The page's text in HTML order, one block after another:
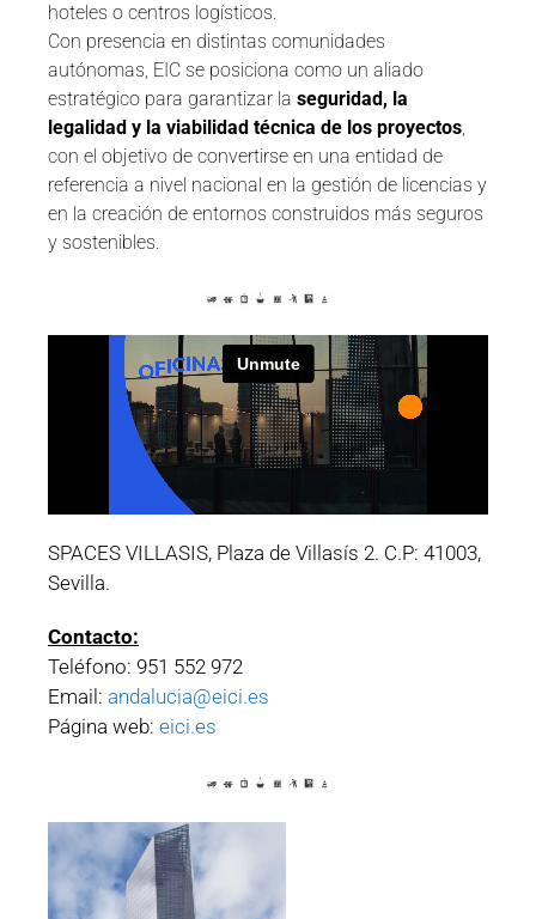
hoteles o centros logísticos.
Con presencia en distintas comunidades
autónomas, EIC se posiciona como un aliado
estratégico para garantizar la seguridad, la
legalidad y la viabilidad técnica de los proyectos,
con el objetivo de convertirse en una entidad de
referencia a nivel nacional en la gestión de licencias y
en la creación de entornos construidos más seguros
y sostenibles.
SPACES VILLASIS, Plaza de Villasís 2. C.P: 41003,
Sevilla.
Contacto:
Teléfono: 951 552 972
Email: andalucia@eici.es
Página web: eici.es